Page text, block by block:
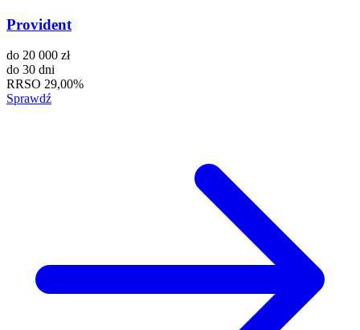
Provident
do 20 000 zł
do 30 dni
RRSO 29,00%
Sprawdź